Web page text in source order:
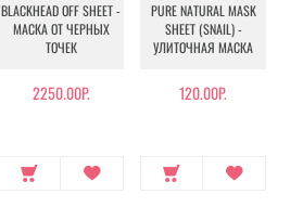
BLACKHEAD OFF SHEET -
МАСКА ОТ ЧЕРНЫХ
ТОЧЕК
2250.00Р.
PURE NATURAL MASK
SHEET (SNAIL) -
УЛИТОЧНАЯ МАСКА
120.00Р.